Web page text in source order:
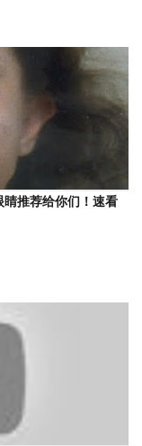
睛推荐给你们！速看